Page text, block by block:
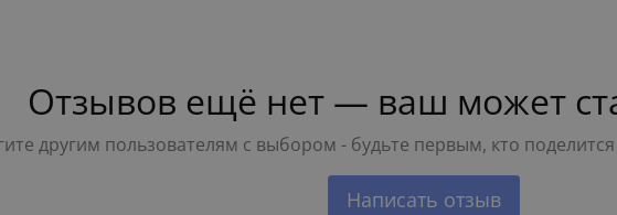
Отзывов ещё нет — ваш может
другим пользователям с выбором - будьте первым, кто
Написать отзыв